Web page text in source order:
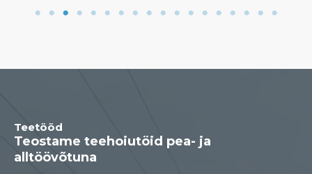
Teetööd
Teostame teehoiutöid pea- ja
alltöövõtuna